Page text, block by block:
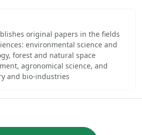
original papers in the fields
environmental science and
forest and natural space
agronomical science, and
and bio-industries